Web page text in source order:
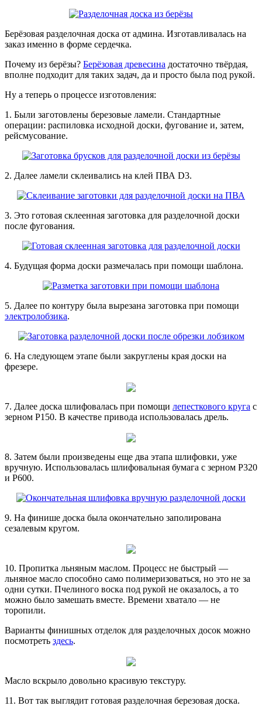
Берёзовая разделочная доска от админа. Изготавливалась на
заказ именно в форме сердечка.
Почему из берёзы? Берёзовая древесина достаточно твёрдая,
вполне подходит для таких задач, да и просто была под рукой.
Ну а теперь о процессе изготовления:
1. Были заготовлены березовые ламели. Стандартные
операции: распиловка исходной доски, фугование и, затем,
рейсмусование.
2. Далее ламели склеивались на клей ПВА D3.
3. Это готовая склеенная заготовка для разделочной доски
после фугования.
4. Будущая форма доски размечалась при помощи шаблона.
5. Далее по контуру была вырезана заготовка при помощи
электролобзика.
6. На следующем этапе были закруглены края доски на
фрезере.
7. Далее доска шлифовалась при помощи лепесткового круга с
зерном Р150. В качестве привода использовалась дрель.
8. Затем были произведены еще два этапа шлифовки, уже
вручную. Использовалась шлифовальная бумага с зерном P320
и P600.
9. На финише доска была окончательно заполирована
сезалевым кругом.
10. Пропитка льняным маслом. Процесс не быстрый —
льняное масло способно само полимеризоваться, но это не за
одни сутки. Пчелиного воска под рукой не оказалось, а то
можно было замешать вместе. Времени хватало — не
торопили.
Варианты финишных отделок для разделочных досок можно
посмотреть здесь.
Масло вскрыло довольно красивую текстуру.
11. Вот так выглядит готовая разделочная березовая доска.